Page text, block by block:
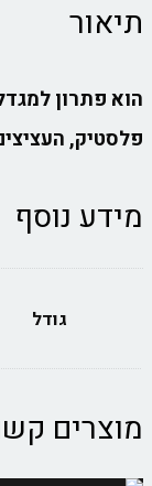
תיאור
הוא פתרון
פלסטיק,
מידע נוסף
גודל
מוצרים